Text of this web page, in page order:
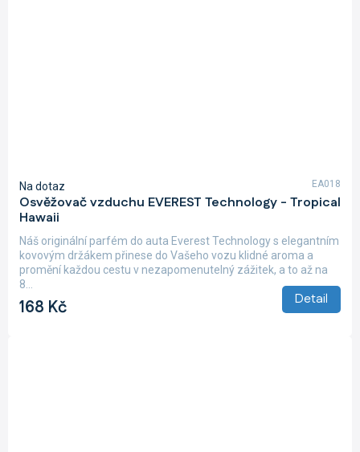
Osvěžovač vzduchu EVEREST Technology - Tropical
Hawaii
Na dotaz
168 Kč Detail
Náš originální parfém do auta Everest Technology s elegantním
kovovým držákem přinese do Vašeho vozu klidné aroma a
promění každou cestu v nezapomenutelný zážitek, a to až na
8...
EA018